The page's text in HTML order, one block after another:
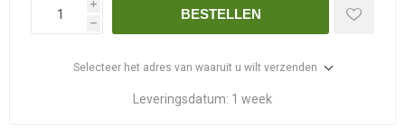
i
h
BESTELLEN
Selecteer het adres van waaruit u wilt verzenden
Leveringsdatum: 1 week